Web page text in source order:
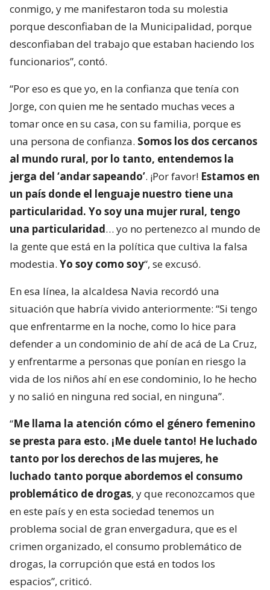
conmigo, y me manifestaron toda su molestia
porque desconfiaban de la Municipalidad, porque
desconfiaban del trabajo que estaban haciendo los
funcionarios”, contó.
“Por eso es que yo, en la confianza que tenía con
Jorge, con quien me he sentado muchas veces a
tomar once en su casa, con su familia, porque es
una persona de confianza. Somos los dos cercanos
al mundo rural, por lo tanto, entendemos la
jerga del ‘andar sapeando’. ¡Por favor! Estamos en
un país donde el lenguaje nuestro tiene una
particularidad. Yo soy una mujer rural, tengo
una particularidad… yo no pertenezco al mundo de
la gente que está en la política que cultiva la falsa
modestia. Yo soy como soy“, se excusó.
En esa línea, la alcaldesa Navia recordó una
situación que habría vivido anteriormente: “Si tengo
que enfrentarme en la noche, como lo hice para
defender a un condominio de ahí de acá de La Cruz,
y enfrentarme a personas que ponían en riesgo la
vida de los niños ahí en ese condominio, lo he hecho
y no salió en ninguna red social, en ninguna”.
“Me llama la atención cómo el género femenino
se presta para esto. ¡Me duele tanto! He luchado
tanto por los derechos de las mujeres, he
luchado tanto porque abordemos el consumo
problemático de drogas, y que reconozcamos que
en este país y en esta sociedad tenemos un
problema social de gran envergadura, que es el
crimen organizado, el consumo problemático de
drogas, la corrupción que está en todos los
espacios”, criticó.